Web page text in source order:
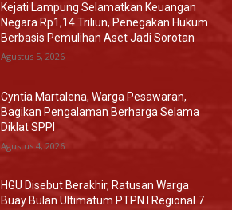
Kejati Lampung Selamatkan Keuangan
Negara Rp1,14 Triliun, Penegakan Hukum
Berbasis Pemulihan Aset Jadi Sorotan
Agustus 5, 2026
Cyntia Martalena, Warga Pesawaran,
Bagikan Pengalaman Berharga Selama
Diklat SPPI
Agustus 4, 2026
HGU Disebut Berakhir, Ratusan Warga
Buay Bulan Ultimatum PTPN I Regional 7